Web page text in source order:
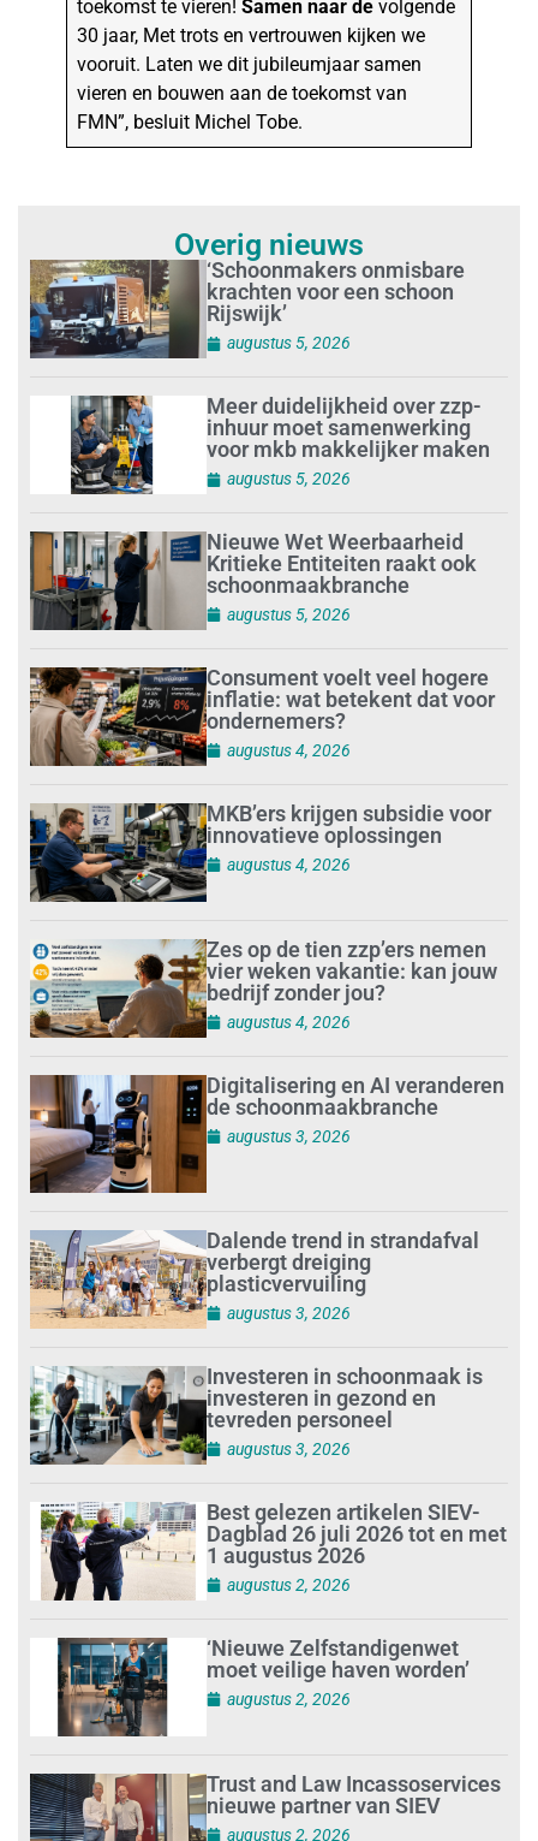
toekomst te vieren!Samen naar devolgende
30 jaar, Met trots en vertrouwen kijken we
vooruit. Laten we dit jubileumjaar samen
vieren en bouwen aan de toekomst van
FMN”, besluit Michel Tobe.
Overig nieuws
‘Schoonmakers onmisbare
krachten voor een schoon
Rijswijk’
augustus 5, 2026
Meer duidelijkheid over zzp-
inhuur moet samenwerking
voor mkb makkelijker maken
augustus 5, 2026
Nieuwe Wet Weerbaarheid
Kritieke Entiteiten raakt ook
schoonmaakbranche
augustus 5, 2026
Consument voelt veel hogere
inflatie: wat betekent dat voor
ondernemers?
augustus 4, 2026
MKB’ers krijgen subsidie voor
innovatieve oplossingen
augustus 4, 2026
Zes op de tien zzp’ers nemen
vier weken vakantie: kan jouw
bedrijf zonder jou?
augustus 4, 2026
Digitalisering en AI veranderen
de schoonmaakbranche
augustus 3, 2026
Dalende trend in strandafval
verbergt dreiging
plasticvervuiling
augustus 3, 2026
Investeren in schoonmaak is
investeren in gezond en
tevreden personeel
augustus 3, 2026
Best gelezen artikelen SIEV-
Dagblad 26 juli 2026 tot en met
1 augustus 2026
augustus 2, 2026
‘Nieuwe Zelfstandigenwet
moet veilige haven worden’
augustus 2, 2026
Trust and Law Incassoservices
nieuwe partner van SIEV
augustus 2, 2026